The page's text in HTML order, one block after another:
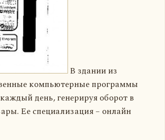
В здании из
компьютерные программы
день, генерируя оборот в
Ее специализация – онлайн